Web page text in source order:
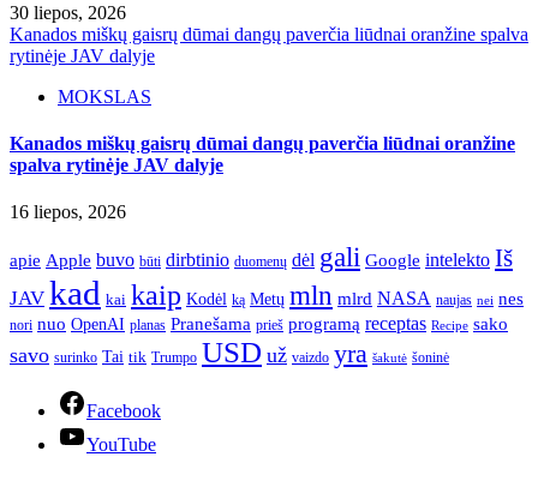
30 liepos, 2026
Kanados miškų gaisrų dūmai dangų paverčia liūdnai oranžine spalva
rytinėje JAV dalyje
MOKSLAS
Kanados miškų gaisrų dūmai dangų paverčia liūdnai oranžine
spalva rytinėje JAV dalyje
16 liepos, 2026
apie Apple buvo būti dirbtinio duomenų dėl gali Google intelekto Iš
JAV kad kai kaip Kodėl ką Metų mln mlrd NASA naujas nei nes
nori nuo OpenAI planas Pranešama prieš programą receptas Recipe sako
savo surinko Tai tik Trumpo USD už vaizdo yra šakutė šoninė
Facebook
YouTube